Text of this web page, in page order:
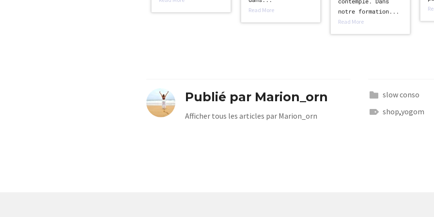
Read More
notre formation...
Read More
Publié par Marion_orn
Afficher tous les articles par Marion_orn
slow conso
shop,yogom